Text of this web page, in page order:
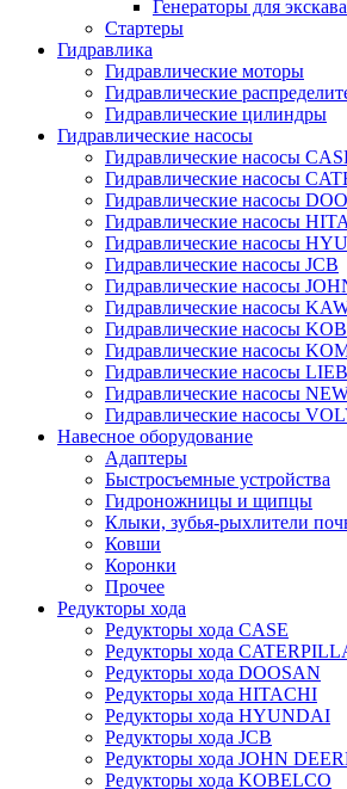
Генераторы для
Стартеры
Гидравлика
Гидравлические моторы
Гидравлические
Гидравлические цилиндры
Гидравлические насосы
Гидравлические насосы
Гидравлические насосы
Гидравлические насосы
Гидравлические насосы
Гидравлические насосы
Гидравлические насосы JCB
Гидравлические насосы
Гидравлические насосы
Гидравлические насосы
Гидравлические насосы
Гидравлические насосы
Гидравлические насосы
Гидравлические насосы
Навесное оборудование
Адаптеры
Быстросъемные устройства
Гидроножницы и щипцы
Клыки, зубья-рыхлители
Ковши
Коронки
Прочее
Редукторы хода
Редукторы хода CASE
Редукторы хода
Редукторы хода DOOSAN
Редукторы хода HITACHI
Редукторы хода HYUNDAI
Редукторы хода JCB
Редукторы хода JOHN
Редукторы хода KOBELCO